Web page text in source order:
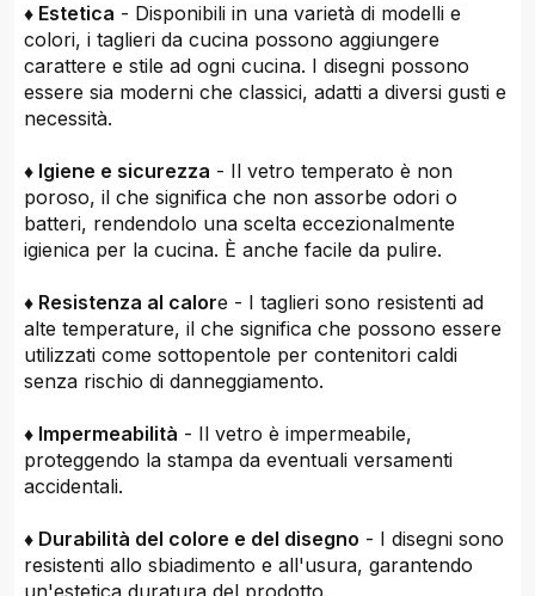
♦ Estetica - Disponibili in una varietà di modelli e
colori, i taglieri da cucina possono aggiungere
carattere e stile ad ogni cucina. I disegni possono
essere sia moderni che classici, adatti a diversi gusti e
necessità.
♦ Igiene e sicurezza - Il vetro temperato è non
poroso, il che significa che non assorbe odori o
batteri, rendendolo una scelta eccezionalmente
igienica per la cucina. È anche facile da pulire.
♦ Resistenza al calore - I taglieri sono resistenti ad
alte temperature, il che significa che possono essere
utilizzati come sottopentole per contenitori caldi
senza rischio di danneggiamento.
♦ Impermeabilità - Il vetro è impermeabile,
proteggendo la stampa da eventuali versamenti
accidentali.
♦ Durabilità del colore e del disegno - I disegni sono
resistenti allo sbiadimento e all'usura, garantendo